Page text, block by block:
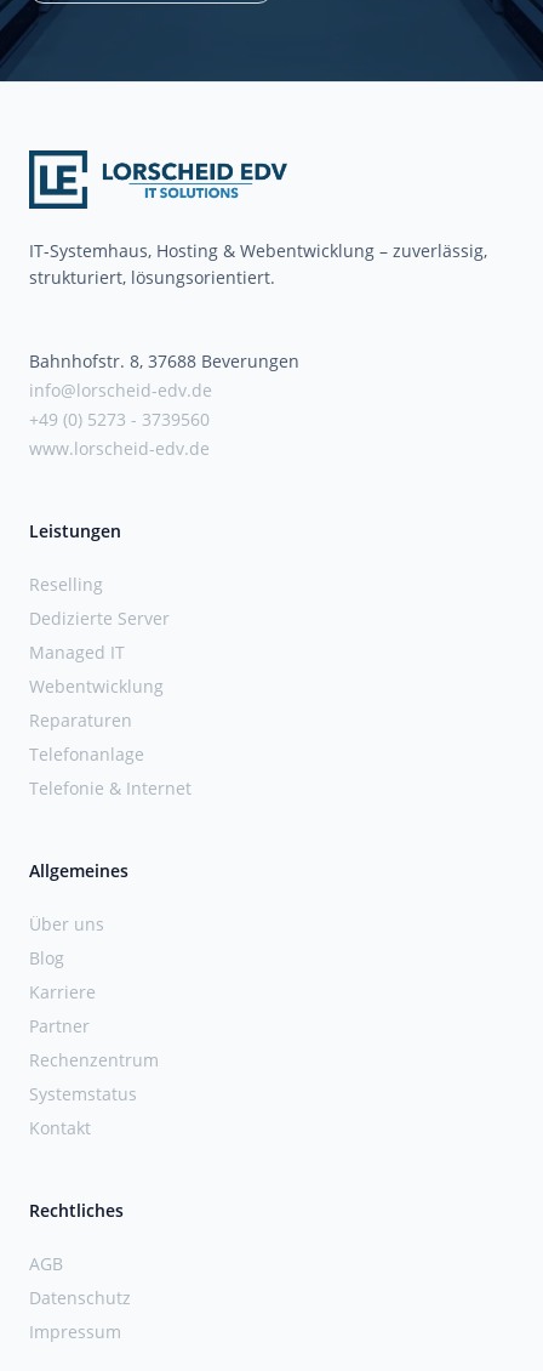
IT-Systemhaus, Hosting & Webentwicklung – zuverlässig,
strukturiert, lösungsorientiert.
Bahnhofstr. 8, 37688 Beverungen
info@lorscheid-edv.de
+49 (0) 5273 - 3739560
www.lorscheid-edv.de
Leistungen
Reselling
Dedizierte Server
Managed IT
Webentwicklung
Reparaturen
Telefonanlage
Telefonie & Internet
Allgemeines
Über uns
Blog
Karriere
Partner
Rechenzentrum
Systemstatus
Kontakt
Rechtliches
AGB
Datenschutz
Impressum